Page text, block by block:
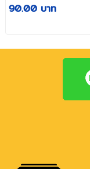
90.00 บาท